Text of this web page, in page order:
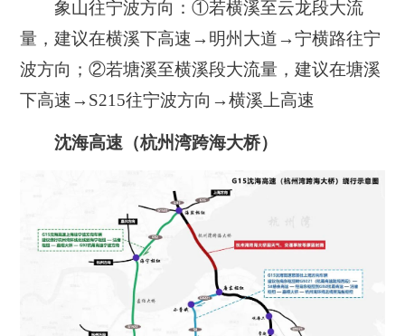
象山往宁波方向：①若横溪至云龙段大流
量，建议在横溪下高速→明州大道→宁横路往宁
波方向；②若塘溪至横溪段大流量，建议在塘溪
下高速→S215往宁波方向→横溪上高速
沈海高速（杭州湾跨海大桥）